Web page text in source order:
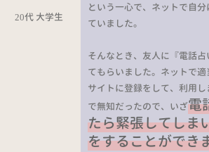
20代 大学生
という一心で、ネットで自
ていました。
そんなとき、友人に『電話
てもらいました。ネットで
サイトに登録をして、利用
で無知だったので、いざ電
たら緊張してしま
をすることができ